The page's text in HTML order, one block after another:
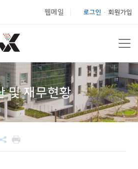
웹메일 로그인 회원가입
및 재무현황